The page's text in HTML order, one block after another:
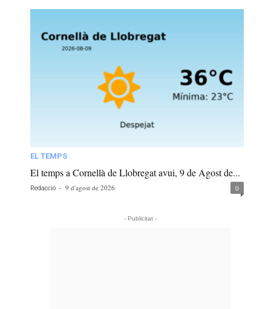
EL TEMPS
El temps a Cornellà de Llobregat avui, 9 de Agost de...
Redacció - 9 d'agost de 2026 0
- Publicitat -